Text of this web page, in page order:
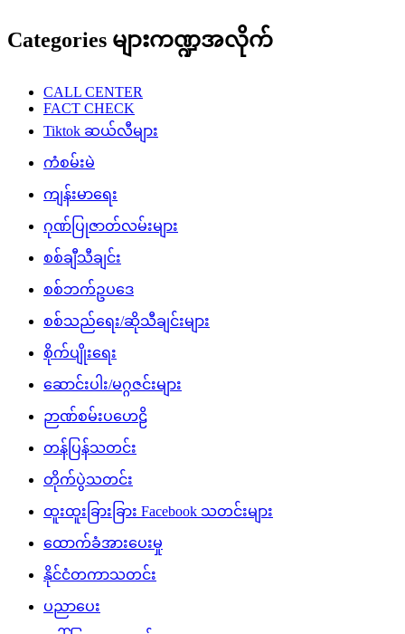
Categories များကဏ္ဍအလိုက်
CALL CENTER
FACT CHECK
Tiktok ဆယ်လီများ
ကံစမ်းမဲ
ကျန်းမာရေး
ဂုဏ်ပြုဇာတ်လမ်းများ
စစ်ချီသီချင်း
စစ်ဘက်ဥပဒေ
စစ်သည်ရေး/ဆိုသီချင်းများ
စိုက်ပျိုးရေး
ဆောင်းပါး/မဂ္ဂဇင်းများ
ဉာဏ်စမ်းပဟေဠိ
တန်ပြန်သတင်း
တိုက်ပွဲသတင်း
ထူးထူးခြားခြား Facebook သတင်းများ
ထောက်ခံအားပေးမှု
နိုင်ငံတကာသတင်း
ပညာပေး